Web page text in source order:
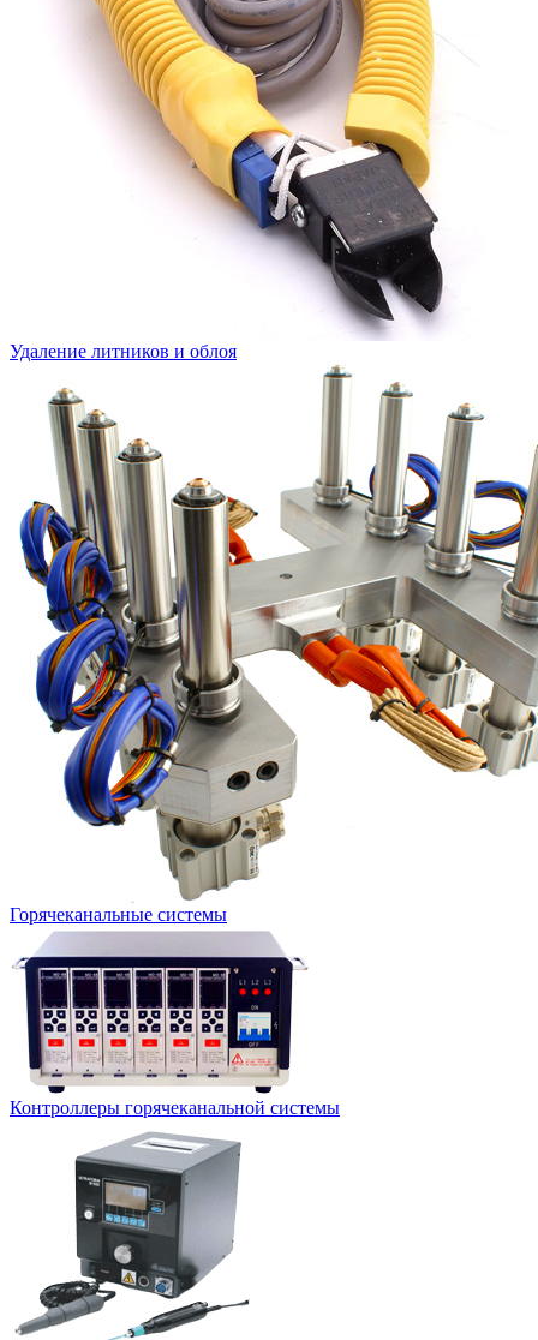
Удаление литников и облоя
Горячеканальные системы
Контроллеры горячеканальной системы